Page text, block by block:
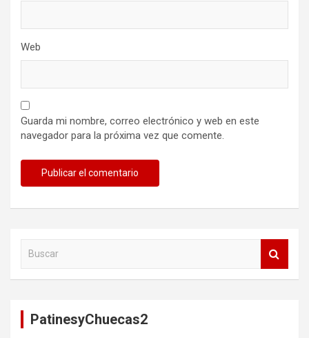
Web
Guarda mi nombre, correo electrónico y web en este
navegador para la próxima vez que comente.
PatinesyChuecas2